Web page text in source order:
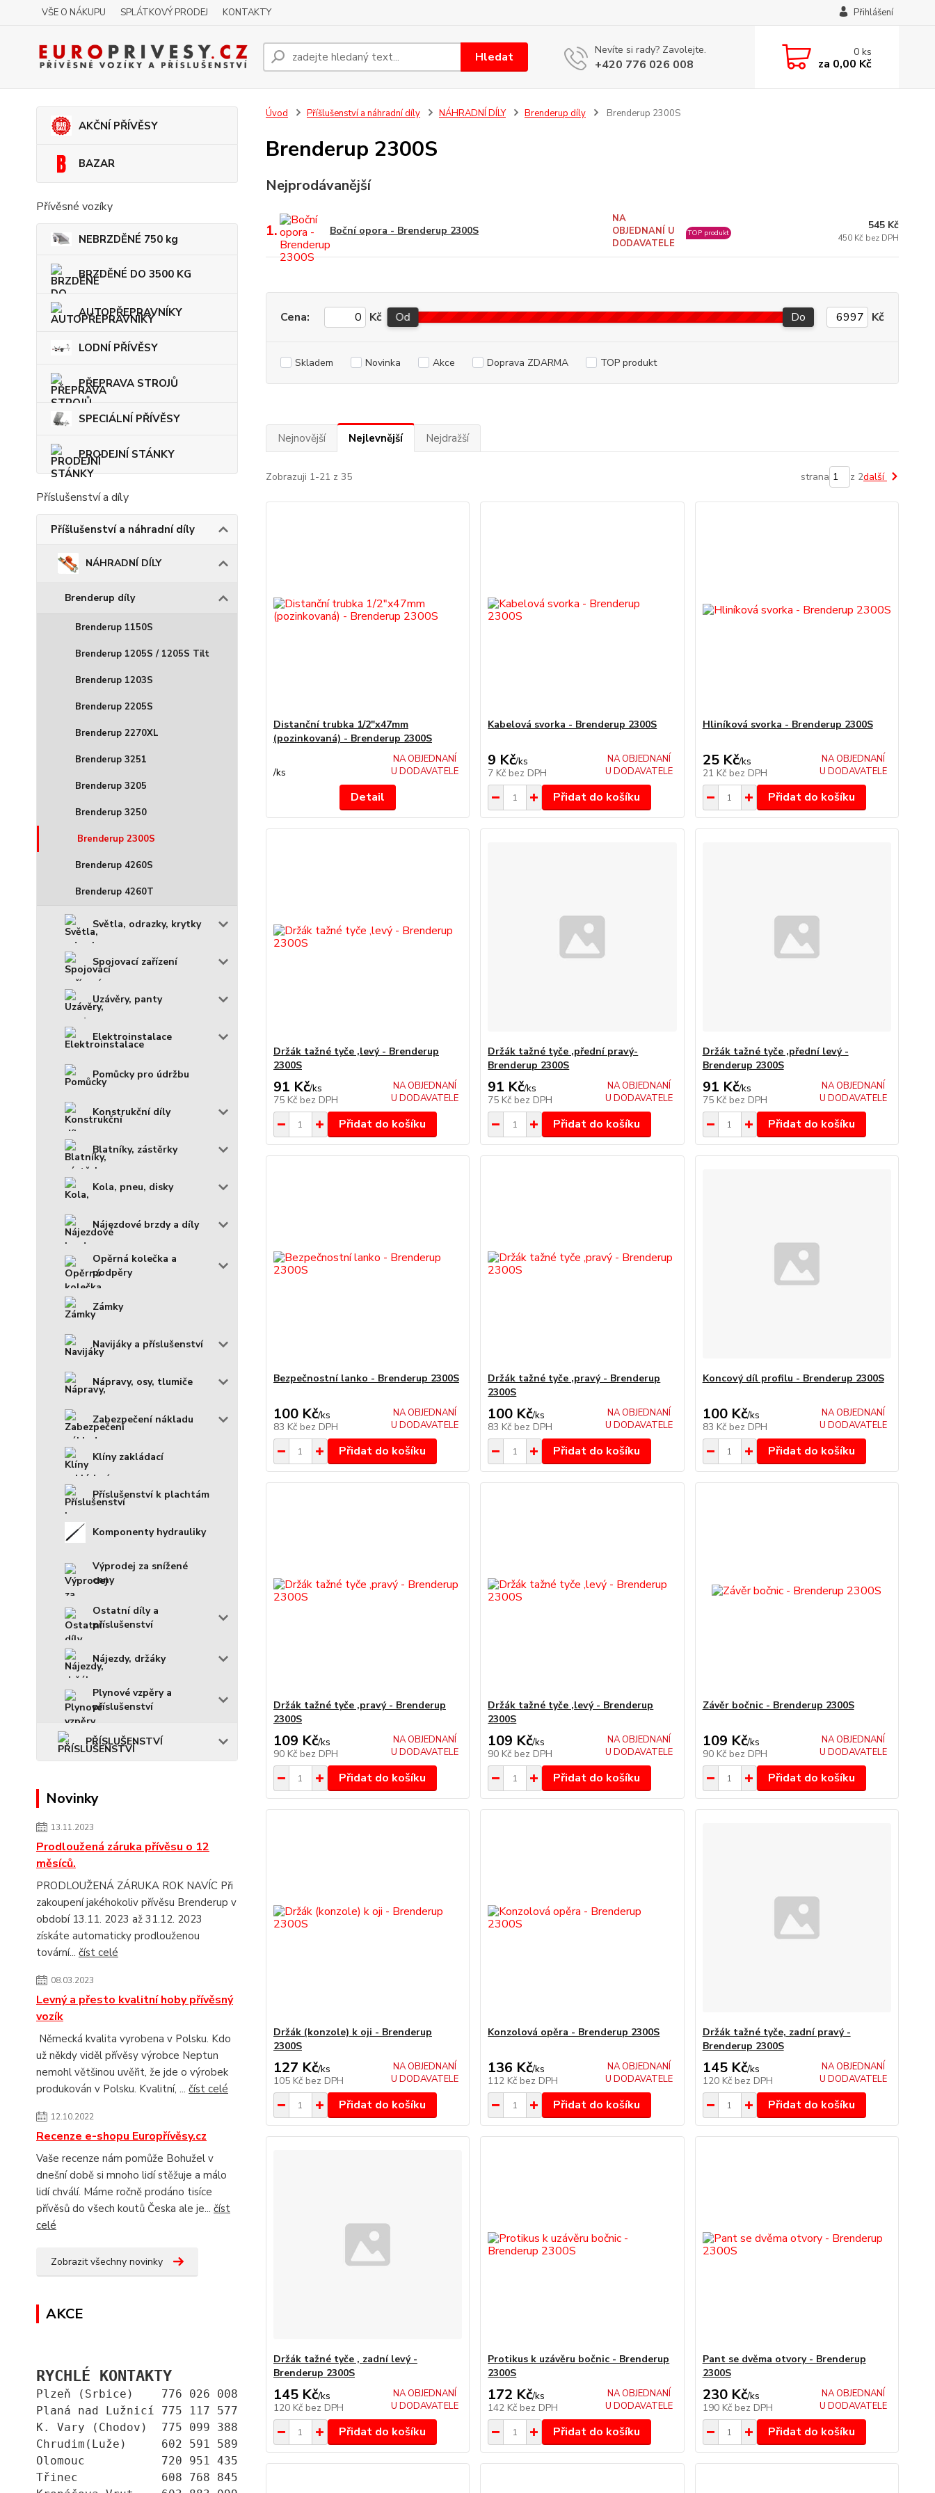
VŠE O NÁKUPU SPLÁTKOVÝ PRODEJ KONTAKTY Přihlášení
Hledat Nevíte si rady? Zavolejte.
+420 776 026 008
0ks
za 0,00 Kč
AKČNÍ PŘÍVĚSY
BAZAR
Přívěsné vozíky
NEBRZDĚNÉ 750 kg
BRZDĚNÉ DO 3500 KG
AUTOPŘEPRAVNÍKY
LODNÍ PŘÍVĚSY
PŘEPRAVA STROJŮ
SPECIÁLNÍ PŘÍVĚSY
PRODEJNÍ STÁNKY
Příslušenství a díly
Příšlušenství a náhradní díly
NÁHRADNÍ DÍLY
Brenderup díly
Brenderup 1150S
Brenderup 1205S / 1205S Tilt
Brenderup 1203S
Brenderup 2205S
Brenderup 2270XL
Brenderup 3251
Brenderup 3205
Brenderup 3250
Brenderup 2300S
Brenderup 4260S
Brenderup 4260T
Světla, odrazky, krytky
Spojovací zařízení
Uzávěry, panty
Elektroinstalace
Pomůcky pro údržbu
Konstrukční díly
Blatníky, zástěrky
Kola, pneu, disky
Nájezdové brzdy a díly
Opěrná kolečka a
podpěry
Zámky
Navijáky a příslušenství
Nápravy, osy, tlumiče
Zabezpečení nákladu
Klíny zakládací
Příslušenství k plachtám
Komponenty hydrauliky
Výprodej za snížené
ceny
Ostatní díly a
příslušenství
Nájezdy, držáky
Plynové vzpěry a
příslušenství
PŘÍSLUŠENSTVÍ
Novinky
13.11.2023
Prodloužená záruka přívěsu o 12
měsíců.
PRODLOUŽENÁ ZÁRUKA ROK NAVÍC Při
zakoupení jakéhokoliv přívěsu Brenderup v
období 13.11. 2023 až 31.12. 2023
získáte automaticky prodlouženou
tovární... číst celé
08.03.2023
Levný a přesto kvalitní hoby přívěsný
vozík
Německá kvalita vyrobena v Polsku. Kdo
už někdy viděl přívěsy výrobce Neptun
nemohl většinou uvěřit, že jde o výrobek
produkován v Polsku. Kvalitní, ... číst celé
12.10.2022
Recenze e-shopu Europřívěsy.cz
Vaše recenze nám pomůže Bohužel v
dnešní době si mnoho lidí stěžuje a málo
lidí chválí. Máme ročně prodáno tisíce
přívěsů do všech koutů Česka ale je... číst
celé
Zobrazit všechny novinky
AKCE
RYCHLÉ KONTAKTY
Plzeň (Srbice)    776 026 008
Planá nad Lužnicí 775 117 577
K. Vary (Chodov)  775 099 388
Chrudim(Luže)     602 591 589
Olomouc           720 951 435
Třinec            608 768 845
Úvod Příšlušenství a náhradní díly NÁHRADNÍ DÍLY Brenderup díly Brenderup 2300S
Brenderup 2300S
Nejprodávanější
1. Boční opora - Brenderup 2300S
NA
OBJEDNANÍ U
DODAVATELE
TOP produkt
545 Kč
450 Kč bez DPH
Cena: Kč Od Do Kč
Skladem Novinka Akce Doprava ZDARMA TOP produkt
Nejnovější Nejlevnější Nejdražší
Zobrazuji 1-21 z 35 strana z 2další
Distanční trubka 1/2"x47mm
(pozinkovaná) - Brenderup 2300S
/ks
NA OBJEDNANÍ
U DODAVATELE
Detail
Kabelová svorka - Brenderup 2300S
9 Kč/ks
7 Kč bez DPH
NA OBJEDNANÍ
U DODAVATELE
Přidat do košíku
Hliníková svorka - Brenderup 2300S
25 Kč/ks
21 Kč bez DPH
NA OBJEDNANÍ
U DODAVATELE
Přidat do košíku
Držák tažné tyče ,levý - Brenderup
2300S
91 Kč/ks
75 Kč bez DPH
NA OBJEDNANÍ
U DODAVATELE
Přidat do košíku
Držák tažné tyče ,přední pravý-
Brenderup 2300S
91 Kč/ks
75 Kč bez DPH
NA OBJEDNANÍ
U DODAVATELE
Přidat do košíku
Držák tažné tyče ,přední levý -
Brenderup 2300S
91 Kč/ks
75 Kč bez DPH
NA OBJEDNANÍ
U DODAVATELE
Přidat do košíku
Bezpečnostní lanko - Brenderup 2300S
100 Kč/ks
83 Kč bez DPH
NA OBJEDNANÍ
U DODAVATELE
Přidat do košíku
Držák tažné tyče ,pravý - Brenderup
2300S
100 Kč/ks
83 Kč bez DPH
NA OBJEDNANÍ
U DODAVATELE
Přidat do košíku
Koncový díl profilu - Brenderup 2300S
100 Kč/ks
83 Kč bez DPH
NA OBJEDNANÍ
U DODAVATELE
Přidat do košíku
Držák tažné tyče ,pravý - Brenderup
2300S
109 Kč/ks
90 Kč bez DPH
NA OBJEDNANÍ
U DODAVATELE
Přidat do košíku
Držák tažné tyče ,levý - Brenderup
2300S
109 Kč/ks
90 Kč bez DPH
NA OBJEDNANÍ
U DODAVATELE
Přidat do košíku
Závěr bočnic - Brenderup 2300S
109 Kč/ks
90 Kč bez DPH
NA OBJEDNANÍ
U DODAVATELE
Přidat do košíku
Držák (konzole) k oji - Brenderup
2300S
127 Kč/ks
105 Kč bez DPH
NA OBJEDNANÍ
U DODAVATELE
Přidat do košíku
Konzolová opěra - Brenderup 2300S
136 Kč/ks
112 Kč bez DPH
NA OBJEDNANÍ
U DODAVATELE
Přidat do košíku
Držák tažné tyče, zadní pravý -
Brenderup 2300S
145 Kč/ks
120 Kč bez DPH
NA OBJEDNANÍ
U DODAVATELE
Přidat do košíku
Držák tažné tyče , zadní levý -
Brenderup 2300S
145 Kč/ks
120 Kč bez DPH
NA OBJEDNANÍ
U DODAVATELE
Přidat do košíku
Protikus k uzávěru bočnic - Brenderup
2300S
172 Kč/ks
142 Kč bez DPH
NA OBJEDNANÍ
U DODAVATELE
Přidat do košíku
Pant se dvěma otvory - Brenderup
2300S
230 Kč/ks
190 Kč bez DPH
NA OBJEDNANÍ
U DODAVATELE
Přidat do košíku